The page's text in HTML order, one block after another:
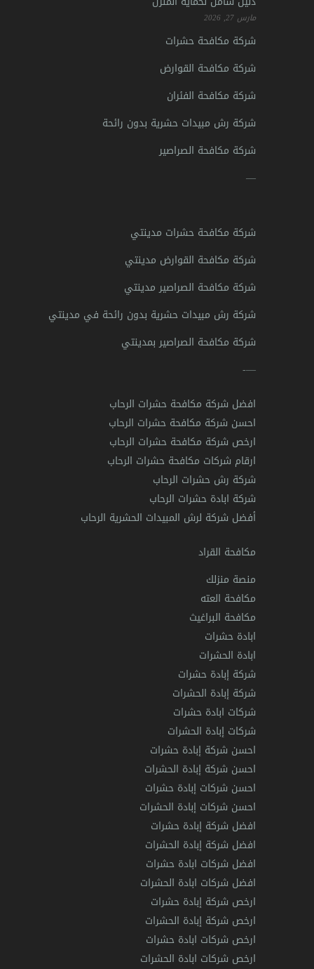
مارس 27, 2026
شركة مكافحة حشرات
شركة مكافحة القوارض
شركة مكافحة الفئران
شركة رش مبيدات حشرية بدون رائحة
شركة مكافحة الصراصير
—
شركة مكافحة حشرات مدينتي
شركة مكافحة القوارض مدينتي
شركة مكافحة الصراصير مدينتي
شركة رش مبيدات حشرية بدون رائحة في مدينتي
شركة مكافحة الصراصير بمدينتي
—-
افضل شركة مكافحة حشرات الرحاب
احسن شركة مكافحة حشرات الرحاب
ارخص شركة مكافحة حشرات الرحاب
ارقام شركات مكافحة حشرات الرحاب
شركة رش حشرات الرحاب
شركة ابادة حشرات الرحاب
أفضل شركة لرش المبيدات الحشرية الرحاب
مكافحة القراد
منصة منزلك
مكافحة العته
مكافحة البراغيث
ابادة حشرات
ابادة الحشرات
شركة إبادة حشرات
شركة إبادة الحشرات
شركات ابادة حشرات
شركات إبادة الحشرات
احسن شركة إبادة حشرات
احسن شركة إبادة الحشرات
احسن شركات إبادة حشرات
احسن شركات إبادة الحشرات
افضل شركة إبادة حشرات
افضل شركة إبادة الحشرات
افضل شركات ابادة حشرات
افضل شركات ابادة الحشرات
ارخص شركة إبادة حشرات
ارخص شركة إبادة الحشرات
ارخص شركات ابادة حشرات
ارخص شركات ابادة الحشرات